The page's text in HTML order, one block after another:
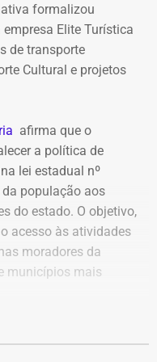
em 2014 — Foto:
se os perfis
endereços de IP,
meios de
morte de
de fake news
prefeitura tratam de
sobre prisões
acordos políticos,
Fundo Municipal do
escolares, número de
Martins com
formalizou
Elite Turística
de transporte
Cultural e projetos
afirma que o
a política de
lei estadual nº
população aos
do estado. O objetivo,
acesso às atividades
moradores da
municípios mais
o contrato nº